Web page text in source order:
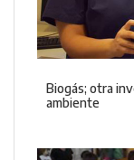
Biogás; otra
ambiente